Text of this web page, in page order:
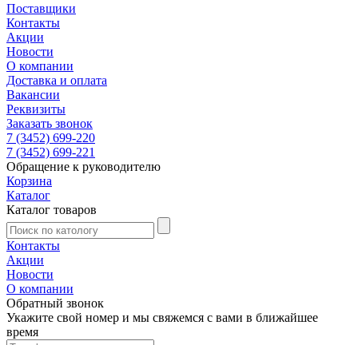
Поставщики
Контакты
Акции
Новости
О компании
Доставка и оплата
Вакансии
Реквизиты
Заказать звонок
7 (3452) 699-220
7 (3452) 699-221
Обращение к руководителю
Корзина
Каталог
Каталог товаров
Контакты
Акции
Новости
О компании
Обратный звонок
Укажите свой номер и мы свяжемся с вами в ближайшее
время